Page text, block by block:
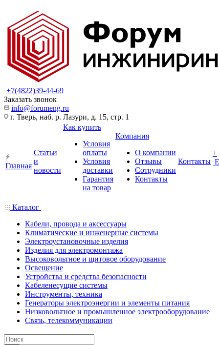
+7(4822)39-44-69
Заказать звонок
info@forumeng.ru
г. Тверь, наб. р. Лазури, д. 15, стр. 1
Главная
Статьи
и
новости
Как купить
Условия
оплаты
Условия
доставки
Гарантия
на товар
Компания
О компании
Отзывы
Сотрудники
Контакты
Контакты
+
Каталог
Кабели, провода и аксессуары
Климатические и инженерные системы
Электроустановочные изделия
Изделия для электромонтажа
Высоковольтное и щитовое оборудование
Освещение
Устройства и средства безопасности
Кабеленесущие системы
Инструменты, техника
Генераторы электроэнергии и элементы питания
Низковольтное и промышленное электрооборудование
Связь, телекоммуникации